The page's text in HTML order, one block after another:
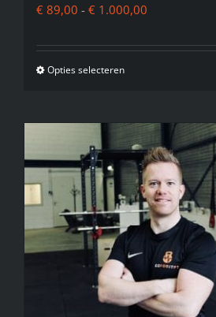
€ 89,00 - € 1.000,00
Opties selecterenDit
heeft
meerdere
variaties.
Deze
optie
gekozen
worden